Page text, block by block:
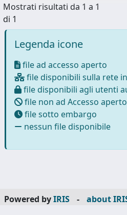
Mostrati risultati da 1 a 1
di 1
Legenda icone
file ad accesso aperto
file disponibili sulla rete
file disponibili agli utenti
file non ad Accesso aperto
file sotto embargo
nessun file disponibile
Powered byIRIS - about